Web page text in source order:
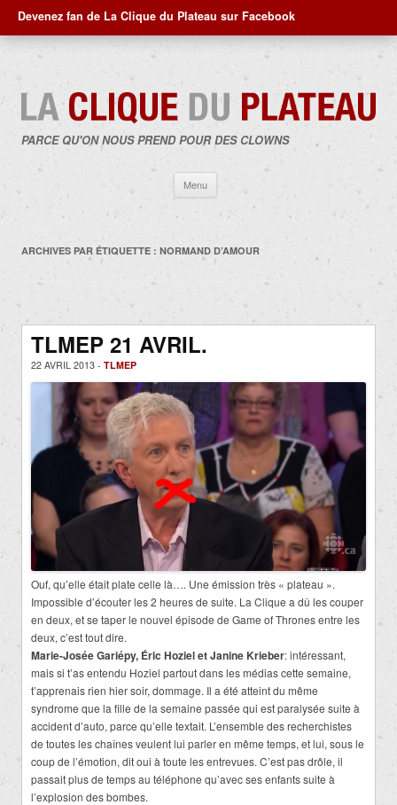
Devenez fan de La Clique du Plateau sur Facebook
PARCE QU'ON NOUS PREND POUR DES CLOWNS
Menu
contenu
ARCHIVES PAR ÉTIQUETTE : NORMAND D’AMOUR
TLMEP 21 AVRIL.
22 AVRIL 2013 - TLMEP
Ouf, qu’elle était plate celle là…. Une émission très « plateau ».
Impossible d’écouter les 2 heures de suite. La Clique a dû les couper
en deux, et se taper le nouvel épisode de Game of Thrones entre les
deux, c’est tout dire.
Marie-Josée Gariépy, Éric Hoziel et Janine Krieber: intéressant,
mais si t’as entendu Hoziel partout dans les médias cette semaine,
t’apprenais rien hier soir, dommage. Il a été atteint du même
syndrome que la fille de la semaine passée qui est paralysée suite à
accident d’auto, parce qu’elle textait. L’ensemble des recherchistes
de toutes les chaînes veulent lui parler en même temps, et lui, sous le
coup de l’émotion, dit oui à toute les entrevues. C’est pas drôle, il
passait plus de temps au téléphone qu’avec ses enfants suite à
l’explosion des bombes.